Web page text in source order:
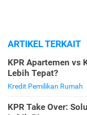
ARTIKEL TERKAIT
KPR Apartemen vs
Lebih Tepat?
Kredit Pemilikan Rumah
KPR Take Over: